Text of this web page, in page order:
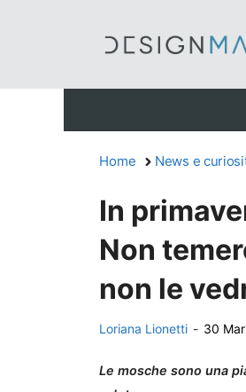
Home News e
In
Non
non le
Loriana Lionetti - 30
Le mosche sono una